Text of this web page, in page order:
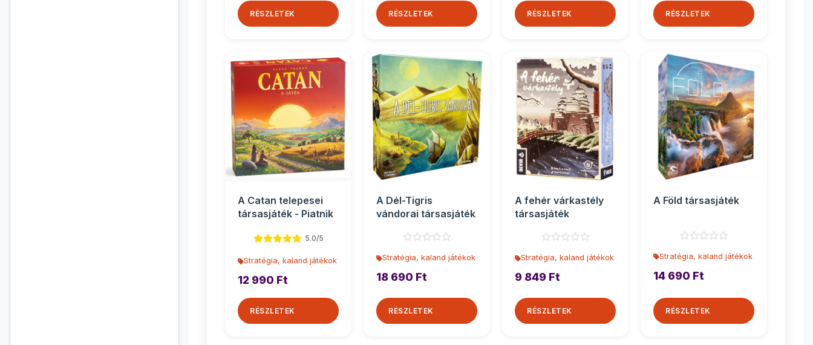
RÉSZLETEK RÉSZLETEK RÉSZLETEK RÉSZLETEK
A Catan telepesei
társasjáték - Piatnik
5.0/5
Stratégia, kaland játékok
12 990 Ft
RÉSZLETEK
A Dél-Tigris
vándorai társasjáték
Stratégia, kaland játékok
18 690 Ft
RÉSZLETEK
A fehér várkastély
társasjáték
Stratégia, kaland játékok
9 849 Ft
RÉSZLETEK
A Föld társasjáték
Stratégia, kaland játékok
14 690 Ft
RÉSZLETEK